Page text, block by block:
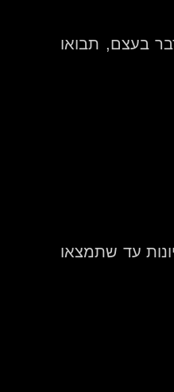
בעצם, תבואו
עד שתמצאו